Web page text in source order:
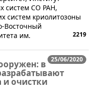
систем СО РАН,
систем криолитозоны
Восточный
им.
2219
25/06/2020
в
очистки